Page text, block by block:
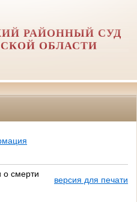
РАЙОННЫЙ СУД
ОБЛАСТИ
о смерти
версия для печати